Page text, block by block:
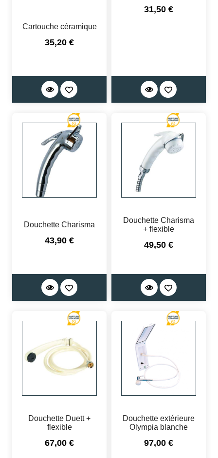
Cartouche céramique
Prix
35,20 €
Prix
31,50 €
Douchette Charisma
Prix
43,90 €
Douchette Charisma
+ flexible
Prix
49,50 €
Douchette Duett +
flexible
Prix
67,00 €
Douchette extérieure
Olympia blanche
Prix
97,00 €